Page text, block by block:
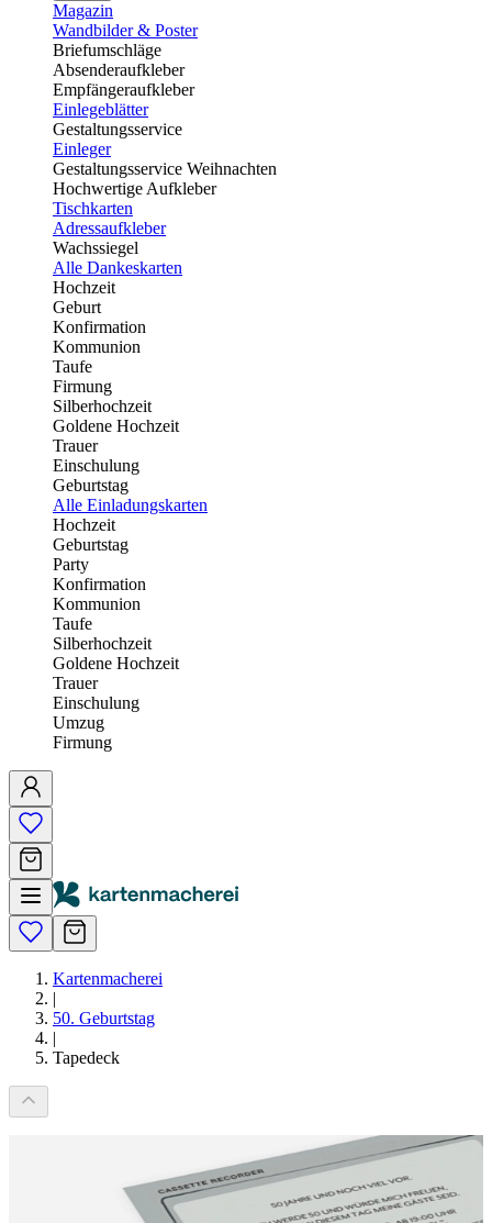
Magazin
Wandbilder & Poster
Briefumschläge
Absenderaufkleber
Empfängeraufkleber
Einlegeblätter
Gestaltungsservice
Einleger
Gestaltungsservice Weihnachten
Hochwertige Aufkleber
Tischkarten
Adressaufkleber
Wachssiegel
Alle Dankeskarten
Hochzeit
Geburt
Konfirmation
Kommunion
Taufe
Firmung
Silberhochzeit
Goldene Hochzeit
Trauer
Einschulung
Geburtstag
Alle Einladungskarten
Hochzeit
Geburtstag
Party
Konfirmation
Kommunion
Taufe
Silberhochzeit
Goldene Hochzeit
Trauer
Einschulung
Umzug
Firmung
Kartenmacherei
|
50. Geburtstag
|
Tapedeck